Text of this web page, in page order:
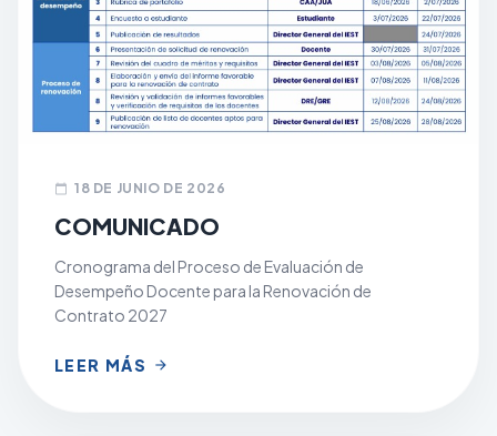
calendar_today 18 DE JUNIO DE 2026
COMUNICADO
Cronograma del Proceso de Evaluación de
Desempeño Docente para la Renovación de
Contrato 2027
LEER MÁS arrow_forward